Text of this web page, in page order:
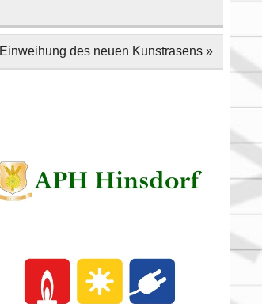
Einweihung des neuen Kunstrasens »